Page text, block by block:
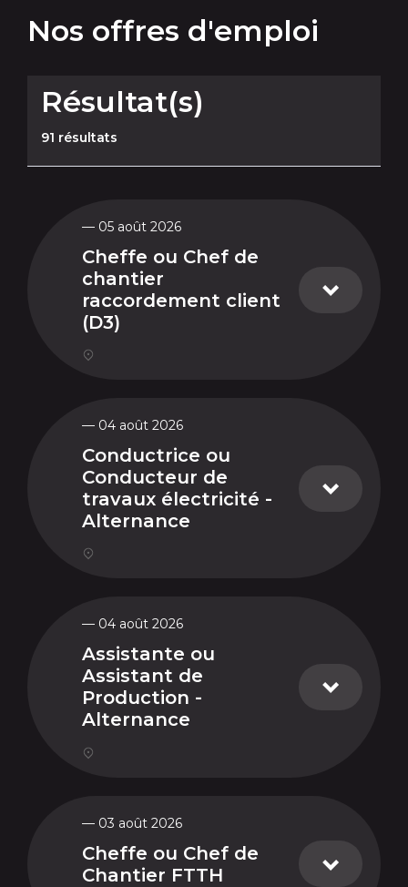
Nos offres d'emploi
Résultat(s)
91 résultats
— 05 août 2026
Cheffe ou Chef de
chantier
raccordement client
(D3)
— 04 août 2026
Conductrice ou
Conducteur de
travaux électricité -
Alternance
— 04 août 2026
Assistante ou
Assistant de
Production -
Alternance
— 03 août 2026
Cheffe ou Chef de
Chantier FTTH